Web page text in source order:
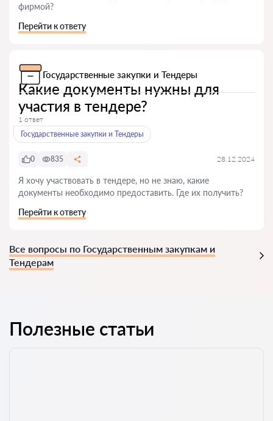
фирмой?
Перейти к ответу
Государственные закупки и Тендеры
Какие документы нужны для
участия в тендере?
1 ответ
Государственные закупки и Тендеры
0 835 28.12.2024
Я хочу участвовать в тендере, но не знаю, какие
документы необходимо предоставить. Где их получить?
Перейти к ответу
Все вопросы по Государственным закупкам и
Тендерам
Полезные статьи